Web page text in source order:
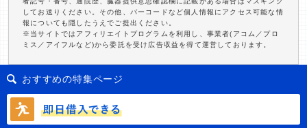
してお送りください。その他、バーコードなど個人情報にアクセス可能な情
報についても隠したうえでご提出ください。
※当サイトではアフィリエイトプログラムを利用し、事業者(アコム／プロ
ミス／アイフルなど)から委託を受け広告収益を得て運営しております。
おすすめの特集ページ